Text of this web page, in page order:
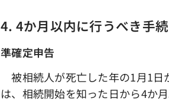
4. 4か月以内に行うべき手
準確定申告
被相続人が死亡した年の1月1日
は、相続開始を知った日から4か